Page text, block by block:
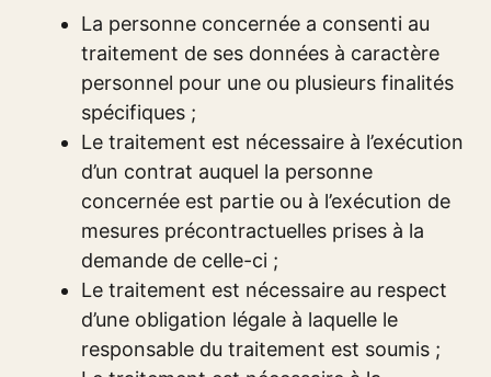
La personne concernée a consenti au
traitement de ses données à caractère
personnel pour une ou plusieurs finalités
spécifiques ;
Le traitement est nécessaire à l’exécution
d’un contrat auquel la personne
concernée est partie ou à l’exécution de
mesures précontractuelles prises à la
demande de celle-ci ;
Le traitement est nécessaire au respect
d’une obligation légale à laquelle le
responsable du traitement est soumis ;